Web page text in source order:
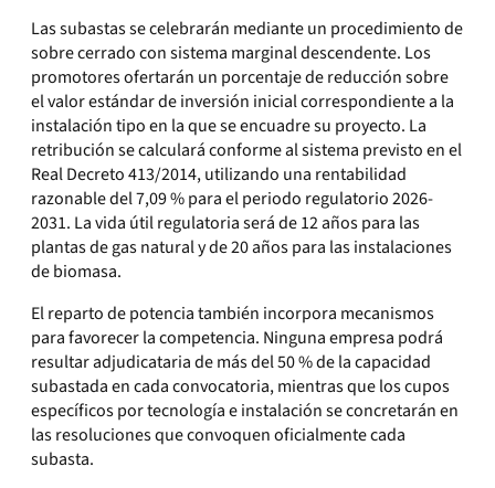
Las subastas se celebrarán mediante un procedimiento de
sobre cerrado con sistema marginal descendente. Los
promotores ofertarán un porcentaje de reducción sobre
el valor estándar de inversión inicial correspondiente a la
instalación tipo en la que se encuadre su proyecto. La
retribución se calculará conforme al sistema previsto en el
Real Decreto 413/2014, utilizando una rentabilidad
razonable del 7,09 % para el periodo regulatorio 2026-
2031. La vida útil regulatoria será de 12 años para las
plantas de gas natural y de 20 años para las instalaciones
de biomasa.
El reparto de potencia también incorpora mecanismos
para favorecer la competencia. Ninguna empresa podrá
resultar adjudicataria de más del 50 % de la capacidad
subastada en cada convocatoria, mientras que los cupos
específicos por tecnología e instalación se concretarán en
las resoluciones que convoquen oficialmente cada
subasta.